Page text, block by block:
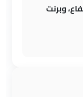
وبرنت